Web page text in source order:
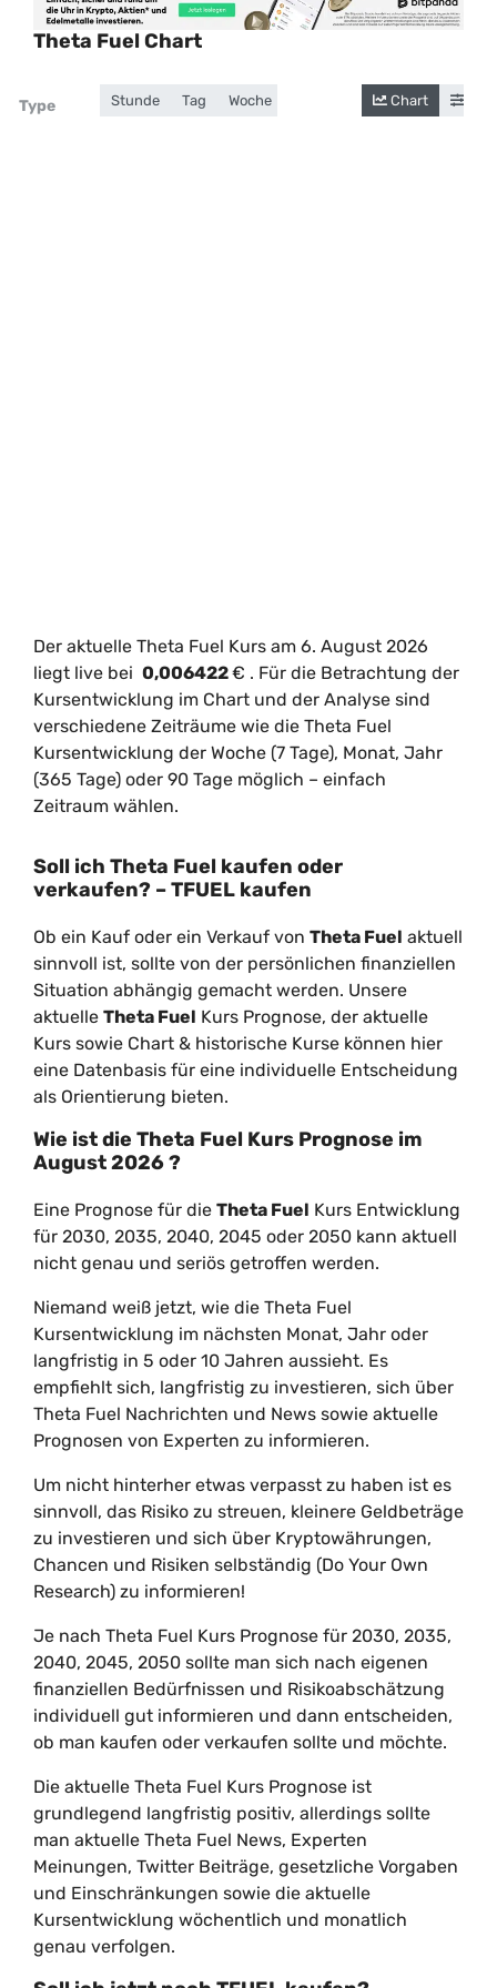
Theta Fuel Chart
Zoom Stunde Tag Woche Jahr Gesamt
Type Chart
Der aktuelle Theta Fuel Kurs am 6. August 2026
liegt live bei 0,006422€ . Für die Betrachtung der
Kursentwicklung im Chart und der Analyse sind
verschiedene Zeiträume wie die Theta Fuel
Kursentwicklung der Woche (7 Tage), Monat, Jahr
(365 Tage) oder 90 Tage möglich – einfach
Zeitraum wählen.
Soll ich Theta Fuel kaufen oder
verkaufen? – TFUEL kaufen
Ob ein Kauf oder ein Verkauf von Theta Fuel aktuell
sinnvoll ist, sollte von der persönlichen finanziellen
Situation abhängig gemacht werden. Unsere
aktuelle Theta Fuel Kurs Prognose, der aktuelle
Kurs sowie Chart & historische Kurse können hier
eine Datenbasis für eine individuelle Entscheidung
als Orientierung bieten.
Wie ist die Theta Fuel Kurs Prognose im
August2026?
Eine Prognose für die Theta Fuel Kurs Entwicklung
für 2030, 2035, 2040, 2045 oder 2050 kann aktuell
nicht genau und seriös getroffen werden.
Niemand weiß jetzt, wie die Theta Fuel
Kursentwicklung im nächsten Monat, Jahr oder
langfristig in 5 oder 10 Jahren aussieht. Es
empfiehlt sich, langfristig zu investieren, sich über
Theta Fuel Nachrichten und News sowie aktuelle
Prognosen von Experten zu informieren.
Um nicht hinterher etwas verpasst zu haben ist es
sinnvoll, das Risiko zu streuen, kleinere Geldbeträge
zu investieren und sich über Kryptowährungen,
Chancen und Risiken selbständig (Do Your Own
Research) zu informieren!
Je nach Theta Fuel Kurs Prognose für 2030, 2035,
2040, 2045, 2050 sollte man sich nach eigenen
finanziellen Bedürfnissen und Risikoabschätzung
individuell gut informieren und dann entscheiden,
ob man kaufen oder verkaufen sollte und möchte.
Die aktuelle Theta Fuel Kurs Prognose ist
grundlegend langfristig positiv, allerdings sollte
man aktuelle Theta Fuel News, Experten
Meinungen, Twitter Beiträge, gesetzliche Vorgaben
und Einschränkungen sowie die aktuelle
Kursentwicklung wöchentlich und monatlich
genau verfolgen.